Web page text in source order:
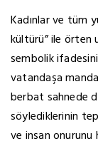
Kadınlar ve tüm
kültürü” ile örten
sembolik
vatandaşa
berbat sahnede
söylediklerinin
ve insan onurunu